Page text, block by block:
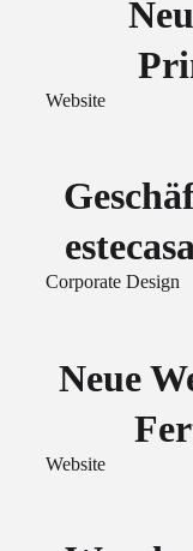
Website
Corporate Design
Neue
Website